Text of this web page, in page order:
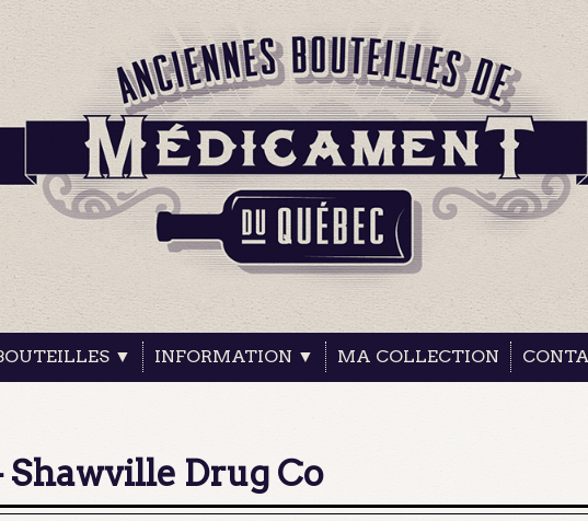
▼ INFORMATION ▼ MA COLLECTION
Drug Co